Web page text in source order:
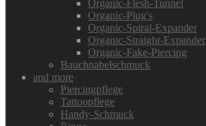
Organic-Flesh-Tunnel
Organic-Plug's
Organic-Spiral-Expander
Organic-Straight-Expander
Organic-Fake-Piercing
Bauchnabelschmuck
and more
Piercingpflege
Tattoopflege
Handy-Schmuck